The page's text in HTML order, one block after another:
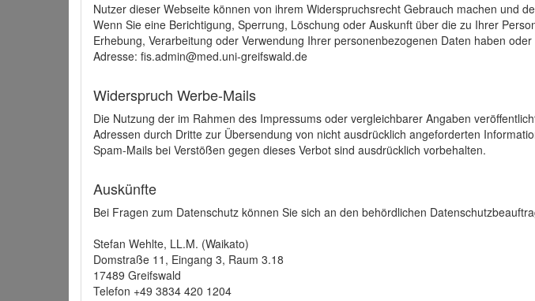
Nutzer dieser Webseite können von ihrem Widerspruchsrecht Gebrauch machen und
Wenn Sie eine Berichtigung, Sperrung, Löschung oder Auskunft über die zu Ihrer
Erhebung, Verarbeitung oder Verwendung Ihrer personenbezogenen Daten haben
Adresse: fis.admin@med.uni-greifswald.de
Widerspruch Werbe-Mails
Die Nutzung der im Rahmen des Impressums oder vergleichbarer Angaben
Adressen durch Dritte zur Übersendung von nicht ausdrücklich angeforderten
Spam-Mails bei Verstößen gegen dieses Verbot sind ausdrücklich vorbehalten.
Auskünfte
Bei Fragen zum Datenschutz können Sie sich an den behördlichen
Stefan Wehlte, LL.M. (Waikato)
Domstraße 11, Eingang 3, Raum 3.18
17489 Greifswald
Telefon +49 3834 420 1204